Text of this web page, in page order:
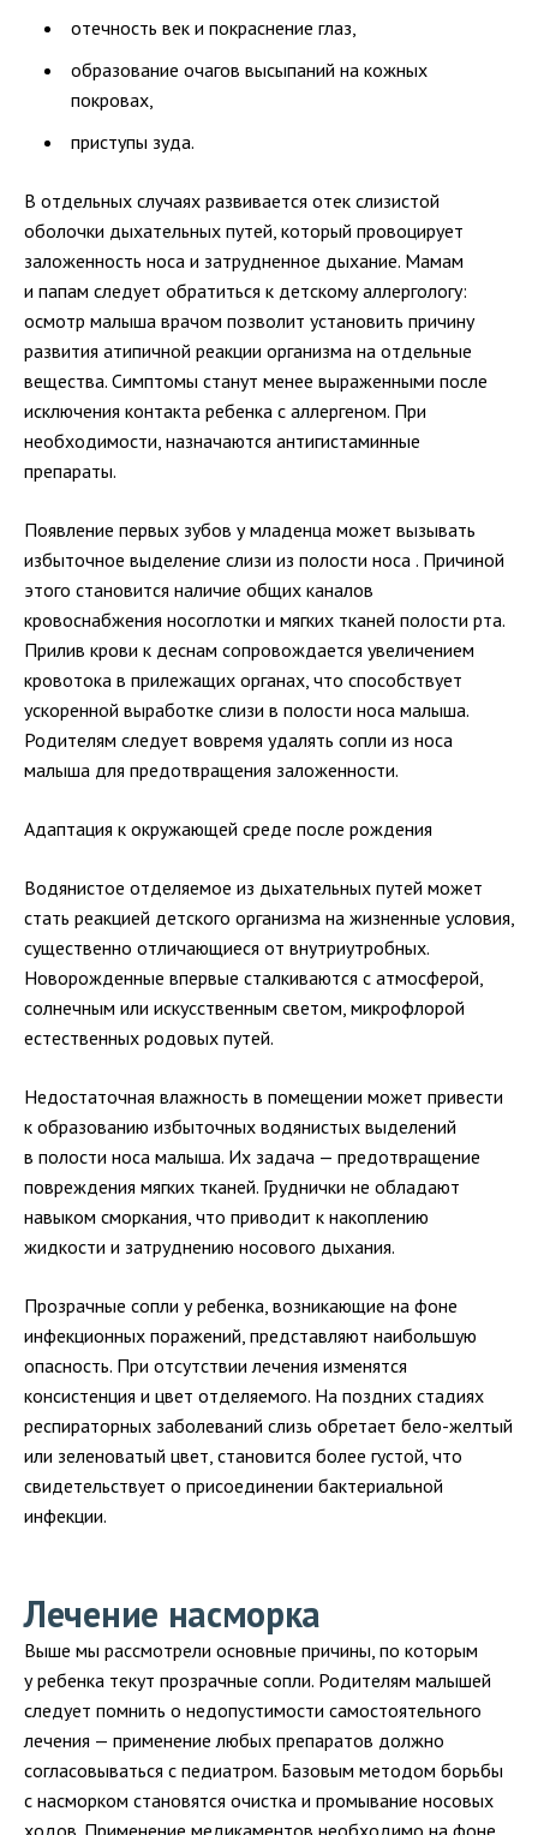
отечность век и покраснение глаз,
образование очагов высыпаний на кожных
покровах,
приступы зуда.
В отдельных случаях развивается отек слизистой
оболочки дыхательных путей, который провоцирует
заложенность носа и затрудненное дыхание. Мамам
и папам следует обратиться к детскому аллергологу:
осмотр малыша врачом позволит установить причину
развития атипичной реакции организма на отдельные
вещества. Симптомы станут менее выраженными после
исключения контакта ребенка с аллергеном. При
необходимости, назначаются антигистаминные
препараты.
Появление первых зубов у младенца может вызывать
избыточное выделение слизи из полости носа . Причиной
этого становится наличие общих каналов
кровоснабжения носоглотки и мягких тканей полости рта.
Прилив крови к деснам сопровождается увеличением
кровотока в прилежащих органах, что способствует
ускоренной выработке слизи в полости носа малыша.
Родителям следует вовремя удалять сопли из носа
малыша для предотвращения заложенности.
Адаптация к окружающей среде после рождения
Водянистое отделяемое из дыхательных путей может
стать реакцией детского организма на жизненные условия,
существенно отличающиеся от внутриутробных.
Новорожденные впервые сталкиваются с атмосферой,
солнечным или искусственным светом, микрофлорой
естественных родовых путей.
Недостаточная влажность в помещении может привести
к образованию избыточных водянистых выделений
в полости носа малыша. Их задача — предотвращение
повреждения мягких тканей. Груднички не обладают
навыком сморкания, что приводит к накоплению
жидкости и затруднению носового дыхания.
Прозрачные сопли у ребенка, возникающие на фоне
инфекционных поражений, представляют наибольшую
опасность. При отсутствии лечения изменятся
консистенция и цвет отделяемого. На поздних стадиях
респираторных заболеваний слизь обретает бело-желтый
или зеленоватый цвет, становится более густой, что
свидетельствует о присоединении бактериальной
инфекции.
Лечение насморка
Выше мы рассмотрели основные причины, по которым
у ребенка текут прозрачные сопли. Родителям малышей
следует помнить о недопустимости самостоятельного
лечения — применение любых препаратов должно
согласовываться с педиатром. Базовым методом борьбы
с насморком становятся очистка и промывание носовых